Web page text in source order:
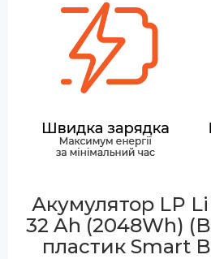
Акумулятор LP
32 Ah (2048Wh)
пластик Smart